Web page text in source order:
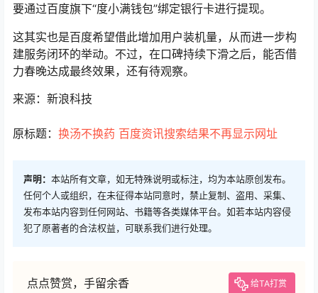
要通过百度旗下“度小满钱包”绑定银行卡进行提现。
这其实也是百度希望借此增加用户装机量，从而进一步构
建服务闭环的举动。不过，在口碑持续下滑之后，能否借
力春晚达成最终效果，还有待观察。
来源：新浪科技
原标题： 换汤不换药 百度资讯搜索结果不再显示网址
声明： 本站所有文章，如无特殊说明或标注，均为本站原创发布。
任何个人或组织，在未征得本站同意时，禁止复制、盗用、采集、
发布本站内容到任何网站、书籍等各类媒体平台。如若本站内容侵
犯了原著者的合法权益，可联系我们进行处理。
点点赞赏，手留余香 给TA打赏